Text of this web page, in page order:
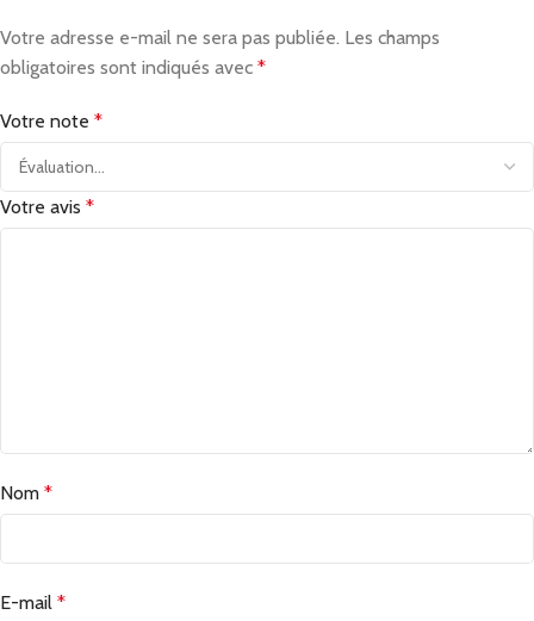
Votre adresse e-mail ne sera pas publiée. Les champs
obligatoires sont indiqués avec *
Votre note *
Votre avis *
Nom *
E-mail *